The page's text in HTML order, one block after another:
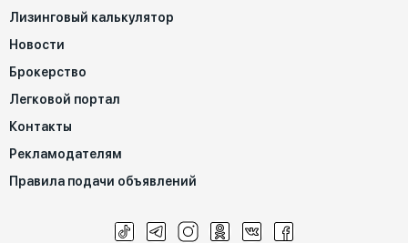
Лизинговый калькулятор
Новости
Брокерство
Легковой портал
Контакты
Рекламодателям
Правила подачи объявлений